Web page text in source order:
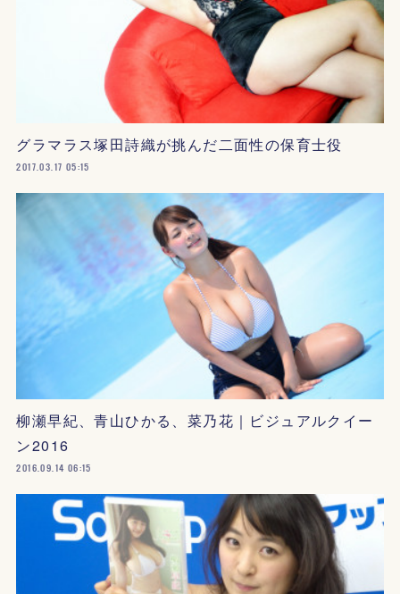
グラマラス塚田詩織が挑んだ二面性の保育士役
2017.03.17 05:15
柳瀬早紀、青山ひかる、菜乃花｜ビジュアルクイー
ン2016
2016.09.14 06:15